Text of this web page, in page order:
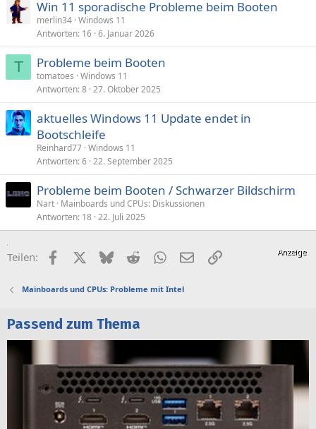
Win 11 sporadische Probleme beim Booten
merlin34 Windows 11
Antworten 16 6. Januar 2026
T Probleme beim Booten
tomatoes Windows 11
Antworten 8 27. Oktober 2025
aktuelles Windows 11 Update endet in
Bootschleife
Reinhard77 Windows 11
Antworten 6 22. September 2025
Probleme beim Booten / Schwarzer Bildschirm
Nart Mainboards und CPUs: Diskussionen
Antworten 18 22. Juli 2025
Teilen: FacebookX (Twitter)
BlueskyRedditWhatsApp
E-MailLink
Mainboards und CPUs: Probleme mit Intel
Passend zum Thema